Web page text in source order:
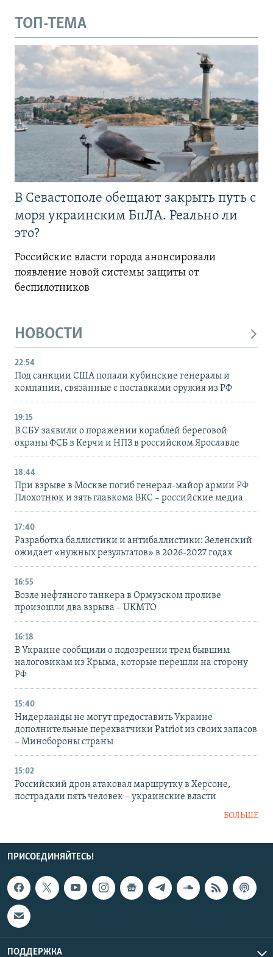
ТОП-ТЕМА
В Севастополе обещают закрыть путь с
моря украинским БпЛА. Реально ли
это?
Российские власти города анонсировали
появление новой системы защиты от
беспилотников
НОВОСТИ
22:54
Под санкции США попали кубинские генералы и
компании, связанные с поставками оружия из РФ
19:15
В СБУ заявили о поражении кораблей береговой
охраны ФСБ в Керчи и НПЗ в российском Ярославле
18:44
При взрыве в Москве погиб генерал-майор армии РФ
Плохотнюк и зять главкома ВКС – российские медиа
17:40
Разработка баллистики и антибаллистики: Зеленский
ожидает «нужных результатов» в 2026-2027 годах
16:55
Возле нефтяного танкера в Ормузском проливе
произошли два взрыва – UKMTO
16:18
В Украине сообщили о подозрении трем бывшим
налоговикам из Крыма, которые перешли на сторону
РФ
15:40
Нидерланды не могут предоставить Украине
дополнительные перехватчики Patriot из своих запасов
– Минобороны страны
15:02
Российский дрон атаковал маршрутку в Херсоне,
пострадали пять человек – украинские власти
БОЛЬШЕ
ПРИСОЕДИНЯЙТЕСЬ!
ПОДДЕРЖКА